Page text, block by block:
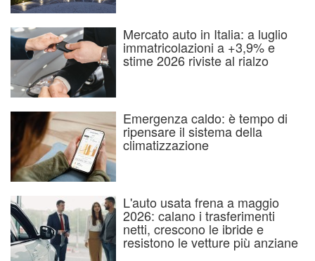
Mercato auto in Italia: a luglio
immatricolazioni a +3,9% e
stime 2026 riviste al rialzo
Emergenza caldo: è tempo di
ripensare il sistema della
climatizzazione
L'auto usata frena a maggio
2026: calano i trasferimenti
netti, crescono le ibride e
resistono le vetture più anziane